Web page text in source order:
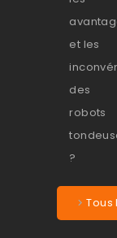
Tous